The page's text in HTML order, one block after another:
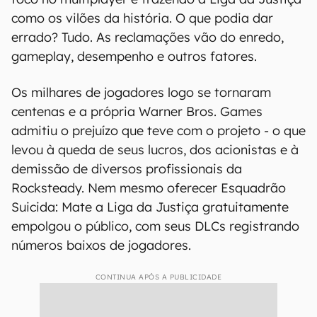
como os vilões da história. O que podia dar
errado? Tudo. As reclamações vão do enredo,
gameplay, desempenho e outros fatores.
Os milhares de jogadores logo se tornaram
centenas e a própria Warner Bros. Games
admitiu o prejuízo que teve com o projeto - o que
levou à queda de seus lucros, dos acionistas e à
demissão de diversos profissionais da
Rocksteady. Nem mesmo oferecer Esquadrão
Suicida: Mate a Liga da Justiça gratuitamente
empolgou o público, com seus DLCs registrando
números baixos de jogadores.
CONTINUA APÓS A PUBLICIDADE